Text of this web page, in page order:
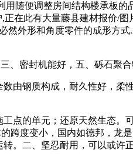
随便调整房间结构楼承板的
在此有大量藤县建材报价/
外形和角度零件的成形方
密封机能好，五、砾石聚合
由钢质构成，耐久性好，柔
的单元；还原天然生态。
度变小，国内如德邦，龙
。二、坚忍耐用，可以或许